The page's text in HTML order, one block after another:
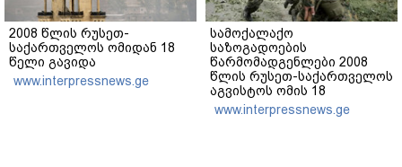
2008 წლის რუსეთ-
საქართველოს ომიდან 18
წელი გავიდა
www.interpressnews.ge
სამოქალაქო
საზოგადოების
წარმომადგენლები 2008
წლის რუსეთ-საქართველოს
აგვისტოს ომის 18
წლისთავთან
დაკავშირებით ერთობლივ
www.interpressnews.ge